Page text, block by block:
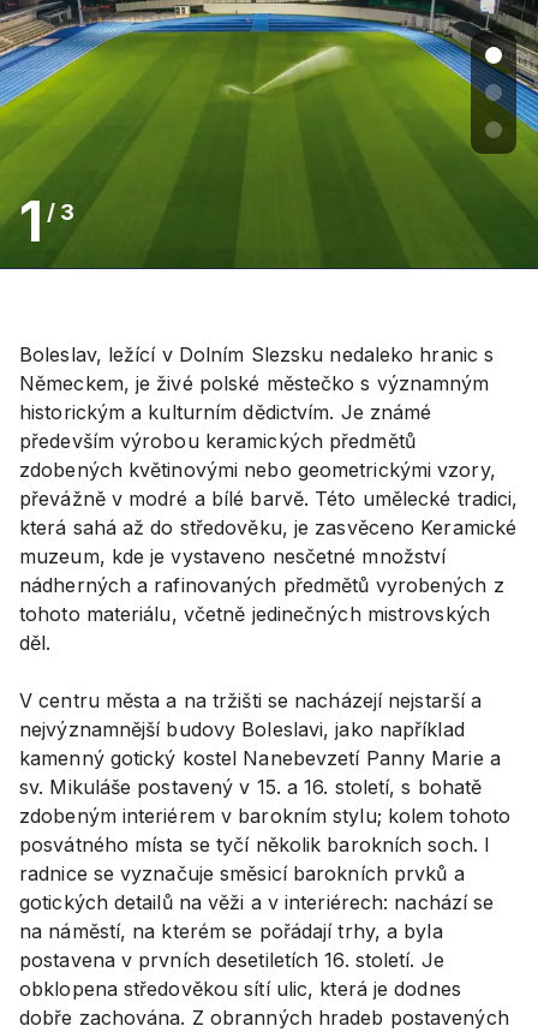
1 / 3
Boleslav, ležící v Dolním Slezsku nedaleko hranic s
Německem, je živé polské městečko s významným
historickým a kulturním dědictvím. Je známé
především výrobou keramických předmětů
zdobených květinovými nebo geometrickými vzory,
převážně v modré a bílé barvě. Této umělecké tradici,
která sahá až do středověku, je zasvěceno Keramické
muzeum, kde je vystaveno nesčetné množství
nádherných a rafinovaných předmětů vyrobených z
tohoto materiálu, včetně jedinečných mistrovských
děl.
V centru města a na tržišti se nacházejí nejstarší a
nejvýznamnější budovy Boleslavi, jako například
kamenný gotický kostel Nanebevzetí Panny Marie a
sv. Mikuláše postavený v 15. a 16. století, s bohatě
zdobeným interiérem v barokním stylu; kolem tohoto
posvátného místa se tyčí několik barokních soch. I
radnice se vyznačuje směsicí barokních prvků a
gotických detailů na věži a v interiérech: nachází se
na náměstí, na kterém se pořádají trhy, a byla
postavena v prvních desetiletích 16. století. Je
obklopena středověkou sítí ulic, která je dodnes
dobře zachována. Z obranných hradeb postavených